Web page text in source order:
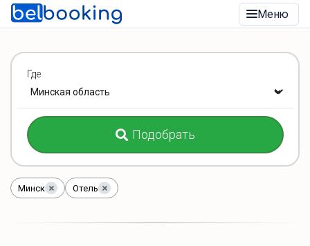
Меню
Где
Подобрать
Минск Отель